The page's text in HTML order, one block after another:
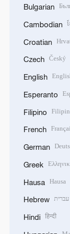
Bulgarian
Cambodian
Croatian
Czech Český
English
Esperanto
Filipino
French
German
Greek
Hausa Hausa
Hebrew עברית
Hindi हिन्दी